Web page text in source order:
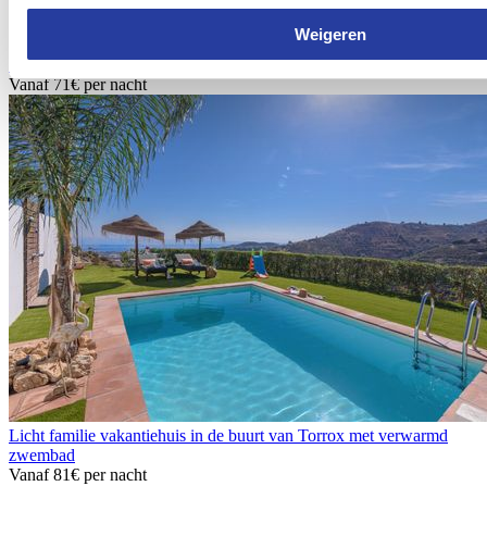
Weigeren
Vakantiehuis met privé zwembad en mooie buitenruimte vlakbij
Guaro
Vanaf71€per nacht
Licht familie vakantiehuis in de buurt van Torrox met verwarmd
zwembad
Vanaf81€ per nacht